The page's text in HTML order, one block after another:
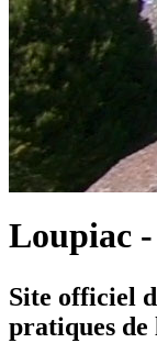
Loupiac
Site officiel
pratiques de